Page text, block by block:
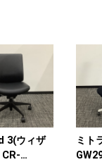
3(ウィザ
CR-
ミト